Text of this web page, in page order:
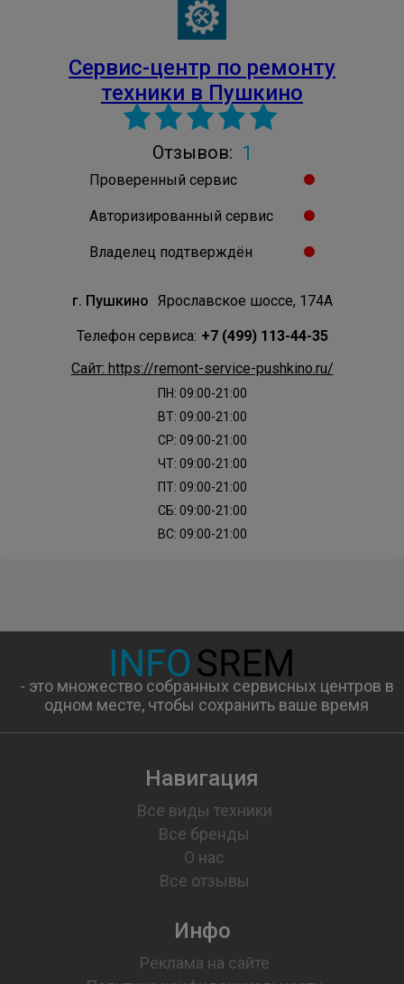
Сервис-центр по ремонту
техники в Пушкино
Отзывов: 1
Проверенный сервис
Авторизированный сервис
Владелец подтверждён
г. Пушкино Ярославское шоссе, 174А
Телефон сервиса: +7 (499) 113-44-35
Сайт: https://remont-service-pushkino.ru/
ПН: 09:00-21:00
ВТ: 09:00-21:00
СР: 09:00-21:00
ЧТ: 09:00-21:00
ПТ: 09:00-21:00
СБ: 09:00-21:00
ВС: 09:00-21:00
- это множество собранных сервисных центров в
одном месте, чтобы сохранить ваше время
Навигация
Все виды техники
Все бренды
О нас
Все отзывы
Инфо
Реклама на сайте